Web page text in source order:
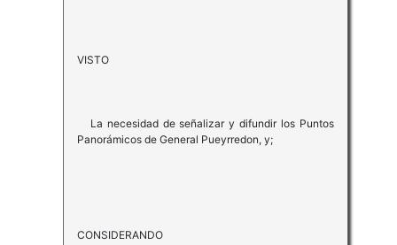
VISTO
La necesidad de señalizar y difundir los Puntos
Panorámicos de General Pueyrredon, y;
CONSIDERANDO